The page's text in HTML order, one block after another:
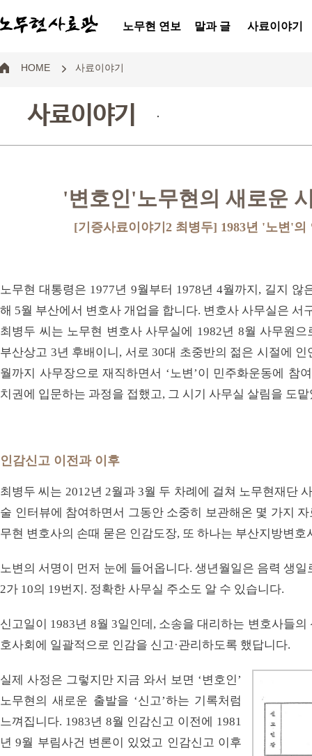
노무현 연보 말과 글 사료이야기
HOME 사료이야기
사료이야기 .
'변호인'노무현의 새로운
[기증사료이야기2 최병두] 1983년 '노변'의
노무현 대통령은 1977년 9월부터 1978년 4월까지, 길지
해 5월 부산에서 변호사 개업을 합니다. 변호사 사무실은 서
최병두 씨는 노무현 변호사 사무실에 1982년 8월 사무원
부산상고 3년 후배이니, 서로 30대 초중반의 젊은 시절에
월까지 사무장으로 재직하면서 ‘노변’이 민주화운동에 참
치권에 입문하는 과정을 접했고, 그 시기 사무실 살림을 도
인감신고 이전과 이후
최병두 씨는 2012년 2월과 3월 두 차례에 걸쳐 노무현재단
술 인터뷰에 참여하면서 그동안 소중히 보관해온 몇 가지
무현 변호사의 손때 묻은 인감도장, 또 하나는 부산지방변
노변의 서명이 먼저 눈에 들어옵니다. 생년월일은 음력 생
2가 10의 19번지. 정확한 사무실 주소도 알 수 있습니다.
신고일이 1983년 8월 3일인데, 소송을 대리하는 변호사들
호사회에 일괄적으로 인감을 신고·관리하도록 했답니다.
실제 사정은 그렇지만 지금 와서 보면 ‘변호인’
노무현의 새로운 출발을 ‘신고’하는 기록처럼
느껴집니다. 1983년 8월 인감신고 이전에 1981
년 9월 부림사건 변론이 있었고 인감신고 이후